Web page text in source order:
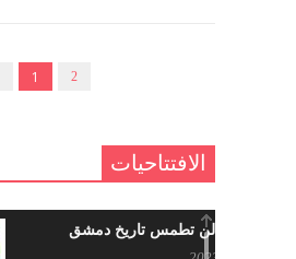
1 2
الافتتاحيات
حرائقكم لن تطمس تاريخ دمشق